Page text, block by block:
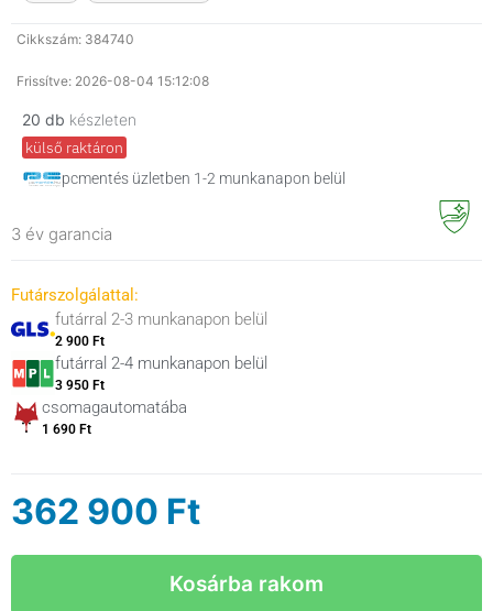
Cikkszám: 384740
Frissítve: 2026-08-04 15:12:08
20 db készleten
külső raktáron
pcmentés üzletben 1-2 munkanapon belül
3 év garancia
Futárszolgálattal:
futárral 2-3 munkanapon belül
2 900 Ft
futárral 2-4 munkanapon belül
3 950 Ft
csomagautomatába
1 690 Ft
362 900 Ft
Kosárba rakom